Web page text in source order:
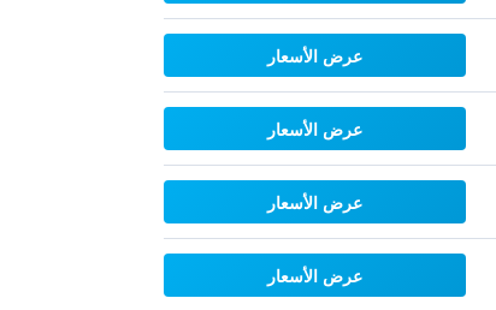
عرض الأسعار
عرض الأسعار
عرض الأسعار
عرض الأسعار